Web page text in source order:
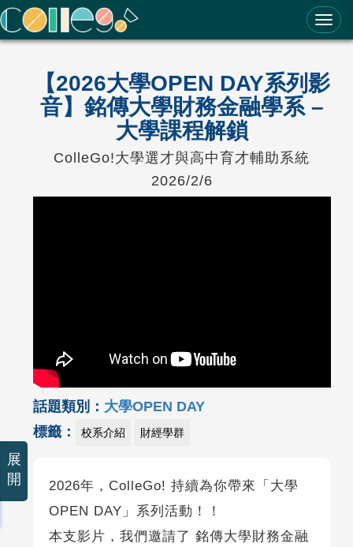
ColleGo! 大學選才與高中育才輔助系統
【2026大學OPEN DAY系列影
音】銘傳大學財務金融學系 –
大學課程解鎖
ColleGo!大學選才與高中育才輔助系統
2026/2/6
話題類別： 大學OPEN DAY
標籤：
校系介紹 財經學群
2026年，ColleGo! 持續為你帶來「大學
OPEN DAY」系列活動！！
本支影片，我們邀請了 銘傳大學財務金融
展
開